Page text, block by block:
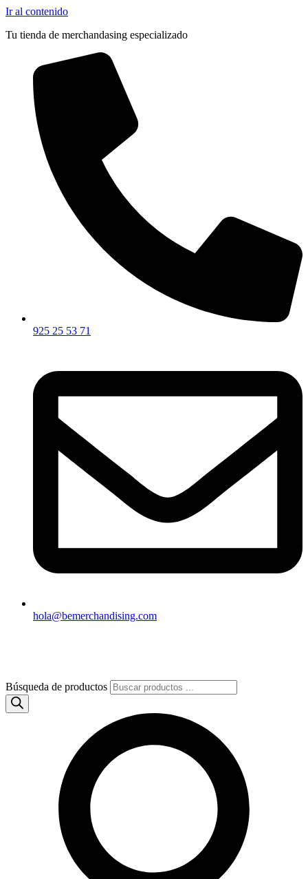
Ir al contenido
Tu tienda de merchandasing especializado
925 25 53 71
hola@bemerchandising.com
Búsqueda de productos